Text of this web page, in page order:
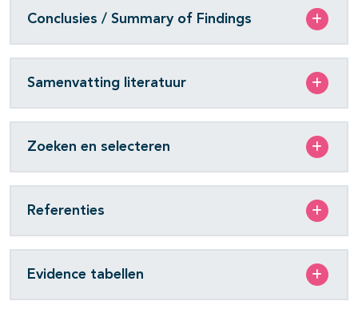
Conclusies / Summary of Findings
Samenvatting literatuur
Zoeken en selecteren
Referenties
Evidence tabellen